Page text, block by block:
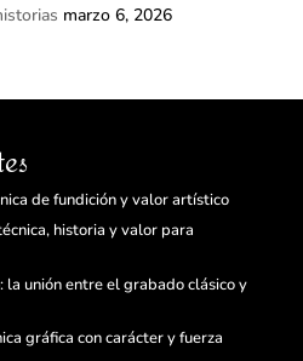
marzo 6, 2026
de fundición y valor artístico
historia y valor para
unión entre el grabado clásico y
gráfica con carácter y fuerza